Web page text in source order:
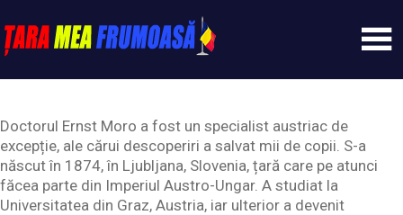
to
content
Tarameafrumoasa
Doctorul Ernst Moro a fost un specialist austriac de
excepție, ale cărui descoperiri a salvat mii de copii. S-a
născut în 1874, în Ljubljana, Slovenia, țară care pe atunci
făcea parte din Imperiul Austro-Ungar. A studiat la
Universitatea din Graz, Austria, iar ulterior a devenit